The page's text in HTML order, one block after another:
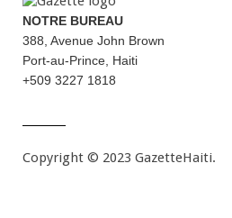
NOTRE BUREAU
388, Avenue John Brown
Port-au-Prince, Haiti
+509 3227 1818
Copyright © 2023 GazetteHaiti.